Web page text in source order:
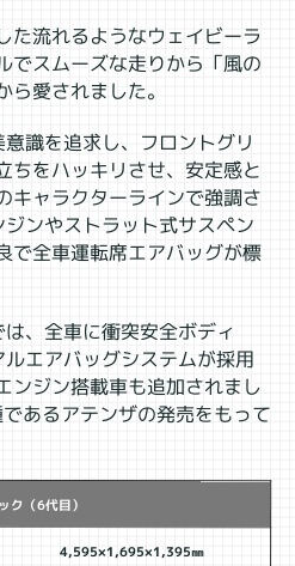
た流れるようなウェイビーラ
でスムーズな走りから「風の
愛されました。
識を追求し、フロントグリ
ちをハッキリさせ、安定感と
キャラクターラインで強調さ
ンやストラット式サスペン
で全車運転席エアバッグが標
、全車に衝突安全ボディ
ルエアバッグシステムが採用
ンジン搭載車も追加されまし
あるアテンザの発売をもって
ク（6代目）
4,595×1,695×1,395㎜